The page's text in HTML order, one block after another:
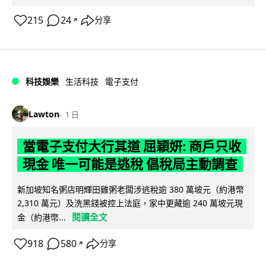
215 24 ↗ 分享
科技娛樂 生活科技 電子支付
Lawton 1 日
當電子支付大行其道 屈穎妍: 商戶只收
現金 唯一可能是逃稅 倡稅局主動調查
新加坡知名粥店明輝田雞粥老闆涉逃稅逾 380 萬坡元（約港幣
2,310 萬元）及洗黑錢被控上法庭，家中更藏逾 240 萬坡元現
金（約港幣...
閱讀全文
918 580 ↗ 分享